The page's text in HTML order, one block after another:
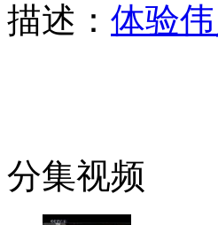
描述： 体验
分集视频